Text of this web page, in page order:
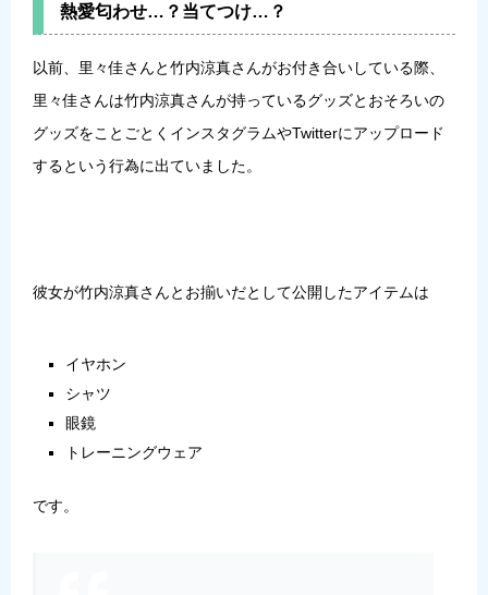
熱愛匂わせ…？当てつけ…？
以前、里々佳さんと竹内涼真さんがお付き合いしている際、
里々佳さんは竹内涼真さんが持っているグッズとおそろいの
グッズをことごとくインスタグラムやTwitterにアップロード
するという行為に出ていました。
彼女が竹内涼真さんとお揃いだとして公開したアイテムは
イヤホン
シャツ
眼鏡
トレーニングウェア
です。